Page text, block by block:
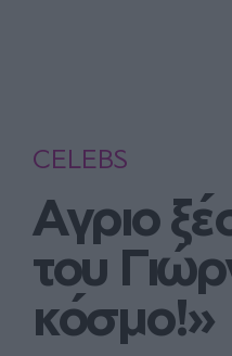
CELEBS
Αγριο
του
κόσμο!»